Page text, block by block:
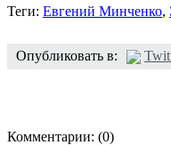
Теги: Евгений Минченко,
Опубликовать в:
Комментарии: (0)